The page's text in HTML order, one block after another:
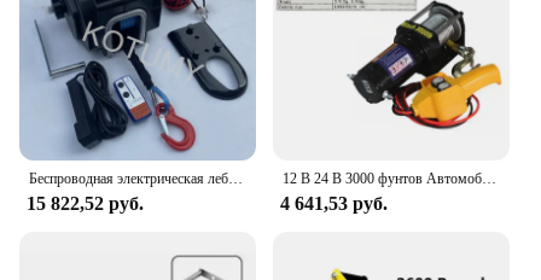
15 822,52 руб.
12 В 24 В 3000 фунтов Автомобильная электрическая лебедка Электронная автомобильная лебедка Внедорожная лебедка Электромагнитный тормоз для тяги автомобиля
4 641,53 руб.